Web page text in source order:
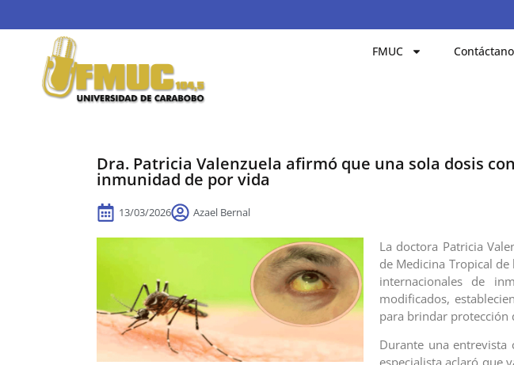
FMUC
Dra. Patricia Valenzuela afirmó que una sola dosis
inmunidad de por vida
13/03/2026 Azael Bernal
La doctora Patricia
de Medicina Tropical
internacionales de
modificados,
para brindar protección
Durante una entrevista